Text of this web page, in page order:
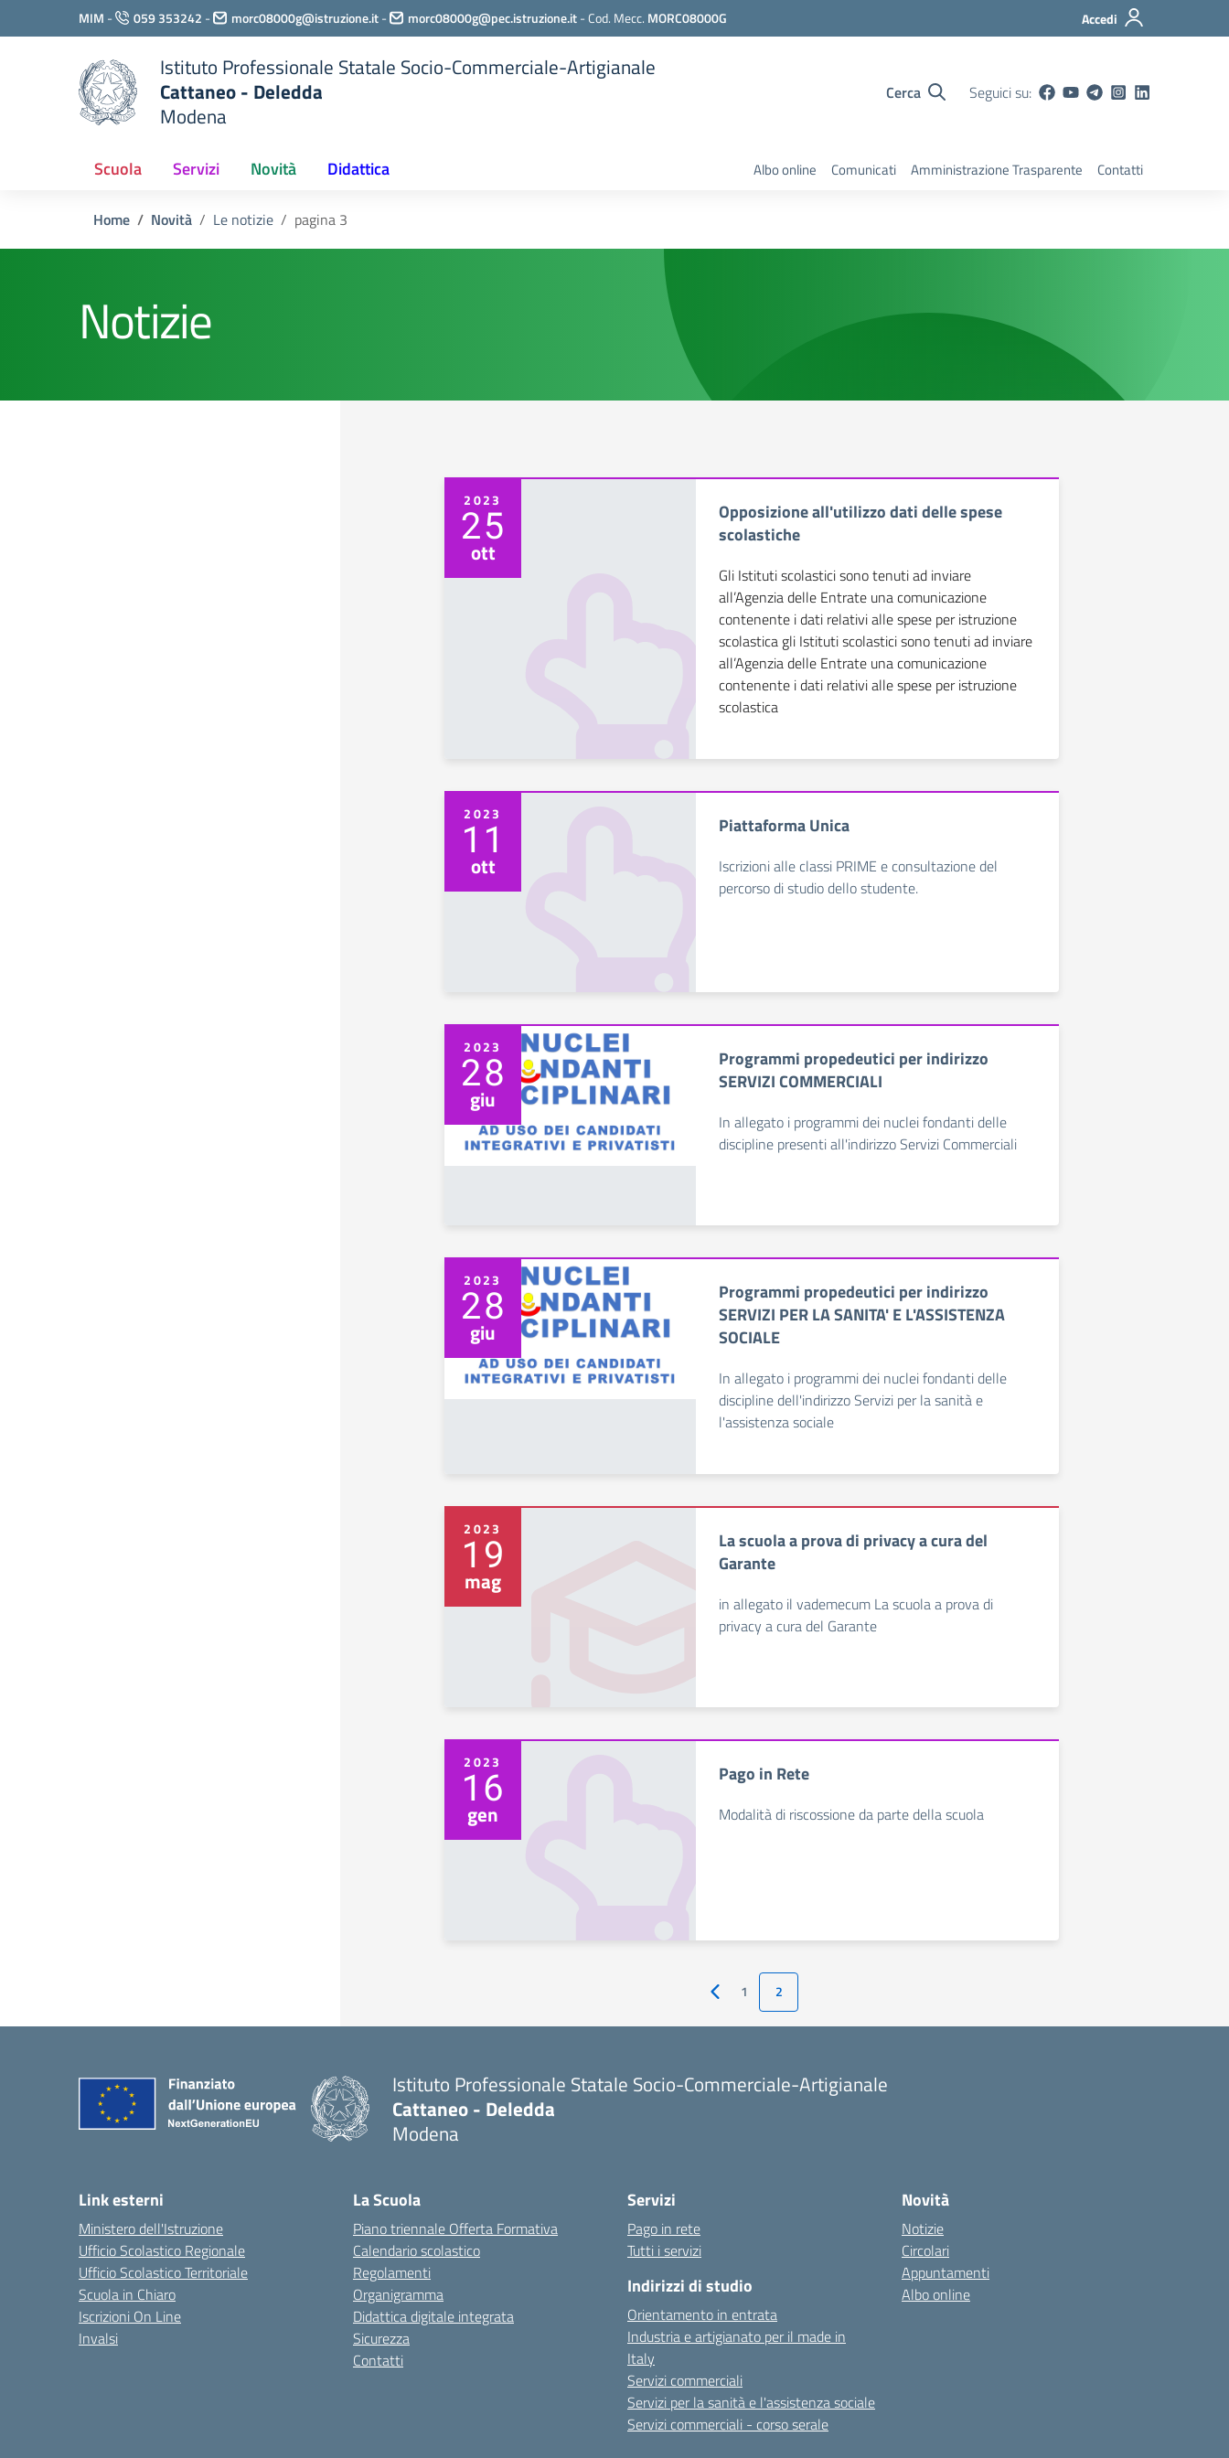
Vai ai contenuti
Vai al menu di navigazione
MIM - 059 353242 - morc08000g@istruzione.it- morc08000g@pec.istruzione.it-Cod. Mecc. MORC08000G Accedi
Istituto Professionale Statale Socio-Commerciale-Artigianale
Cattaneo - Deledda
Modena
Cerca Seguici su:
Scuola Servizi Novità Didattica Albo online Comunicati Amministrazione Trasparente Contatti
Home Novità Le notizie pagina 3
Notizie
2023
25
ott
Opposizione all'utilizzo dati delle spese
scolastiche
Gli Istituti scolastici sono tenuti ad inviare
all’Agenzia delle Entrate una comunicazione
contenente i dati relativi alle spese per istruzione
scolastica gli Istituti scolastici sono tenuti ad inviare
all’Agenzia delle Entrate una comunicazione
contenente i dati relativi alle spese per istruzione
scolastica
2023
11
ott
Piattaforma Unica
Iscrizioni alle classi PRIME e consultazione del
percorso di studio dello studente.
2023
28
giu
Programmi propedeutici per indirizzo
SERVIZI COMMERCIALI
In allegato i programmi dei nuclei fondanti delle
discipline presenti all'indirizzo Servizi Commerciali
2023
28
giu
Programmi propedeutici per indirizzo
SERVIZI PER LA SANITA' E L'ASSISTENZA
SOCIALE
In allegato i programmi dei nuclei fondanti delle
discipline dell'indirizzo Servizi per la sanità e
l'assistenza sociale
2023
19
mag
La scuola a prova di privacy a cura del
Garante
in allegato il vademecum La scuola a prova di
privacy a cura del Garante
2023
16
gen
Pago in Rete
Modalità di riscossione da parte della scuola
Pagina Precedente
1 2
Istituto Professionale Statale Socio-Commerciale-Artigianale
Cattaneo - Deledda
Modena
Link esterni
Ministero dell'Istruzione
Ufficio Scolastico Regionale
Ufficio Scolastico Territoriale
Scuola in Chiaro
Iscrizioni On Line
Invalsi
La Scuola
Piano triennale Offerta Formativa
Calendario scolastico
Regolamenti
Organigramma
Didattica digitale integrata
Sicurezza
Contatti
Servizi
Pago in rete
Tutti i servizi
Indirizzi di studio
Orientamento in entrata
Industria e artigianato per il made in
Italy
Servizi commerciali
Servizi per la sanità e l'assistenza sociale
Servizi commerciali - corso serale
Novità
Notizie
Circolari
Appuntamenti
Albo online